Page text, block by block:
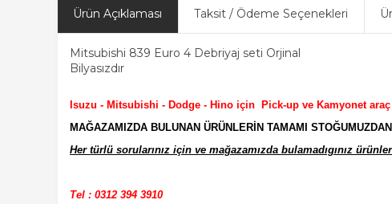
Ürün Açıklaması Taksit / Ödeme Seçenekleri
Mitsubishi 839 Euro 4 Debriyaj seti Orjinal
Bilyasızdır
Isuzu - Mitsubishi - Dodge - Hino için Pick-up ve Kamyonet
MAĞAZAMIZDA BULUNAN ÜRÜNLERİN TAMAMI
Her türlü sorularınız için ve mağazamızda bulamadıgınız
Tel : 0312 394 3910